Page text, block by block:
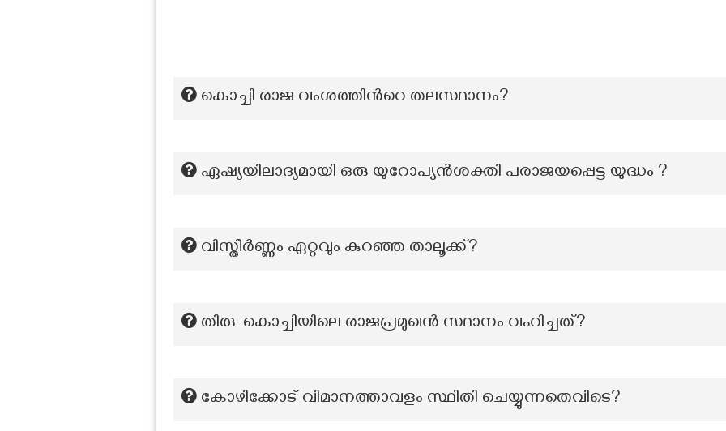
കൊച്ചി രാജ വംശത്തിന്‍റെ തലസ്ഥാനം?
ഏഷ്യയിലാദ്യമായി ഒരു യുറോപ്യൻശക്തി പരാജയപ്പെട്ട യുദ്ധം ?
വിസ്തീർണ്ണം ഏറ്റവും കുറഞ്ഞ താലൂക്ക്?
തിരു-കൊച്ചിയിലെ രാജപ്രമുഖൻ സ്ഥാനം വഹിച്ചത്?
കോഴിക്കോട് വിമാനത്താവളം സ്ഥിതി ചെയ്യുന്നതെവിടെ?